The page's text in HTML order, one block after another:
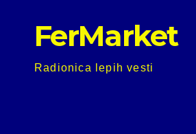
FerMarket
Radionica lepih vesti